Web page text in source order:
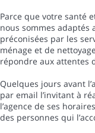
Parce que votre santé
nous sommes adaptés
préconisées par les
ménage et de
répondre aux attentes
Quelques jours avant
par email l’invitant à
l’agence de ses
des personnes qui